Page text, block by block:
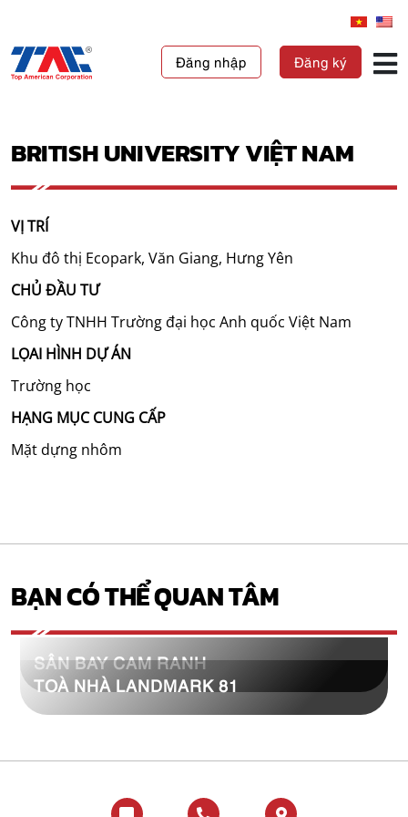
Đăng nhập Đăng ký
BRITISH UNIVERSITY VIỆT NAM
VỊ TRÍ
Khu đô thị Ecopark, Văn Giang, Hưng Yên
CHỦ ĐẦU TƯ
Công ty TNHH Trường đại học Anh quốc Việt Nam
LỌAI HÌNH DỰ ÁN
Trường học
HẠNG MỤC CUNG CẤP
Mặt dựng nhôm
BẠN CÓ THỂ QUAN TÂM
SÂN BAY CAM RANH
TOÀ NHÀ LANDMARK 81